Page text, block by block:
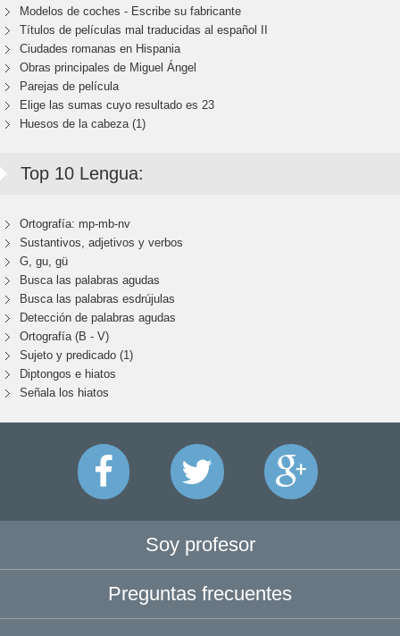
Modelos de coches - Escribe su fabricante
Títulos de películas mal traducidas al español II
Ciudades romanas en Hispania
Obras principales de Miguel Ángel
Parejas de película
Elige las sumas cuyo resultado es 23
Huesos de la cabeza (1)
Top 10 Lengua:
Ortografía: mp-mb-nv
Sustantivos, adjetivos y verbos
G, gu, gü
Busca las palabras agudas
Busca las palabras esdrújulas
Detección de palabras agudas
Ortografía (B - V)
Sujeto y predicado (1)
Diptongos e hiatos
Señala los hiatos
Soy profesor
Preguntas frecuentes